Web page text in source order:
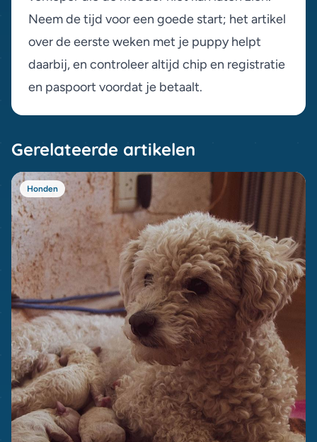
Neem de tijd voor een goede start; het artikel
overde eerste weken met je puppyhelpt
daarbij, en controleer altijd chip en registratie
en paspoort voordat je betaalt.
Gerelateerde artikelen
Honden